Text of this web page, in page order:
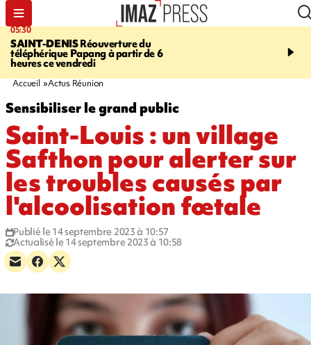
05:30
SAINT-DENISRéouverture du
téléphérique Papang à partir de 6
heures ce vendredi
07:00
Un vendredi
Accueil Actus Réunion
Sensibiliser le grand public
Saint-Louis : un village
Safthon pour alerter sur
les troubles causés par
l'alcoolisation fœtale
Publié le 14 septembre 2023 à 10:57
Actualisé le 14 septembre 2023 à 10:58